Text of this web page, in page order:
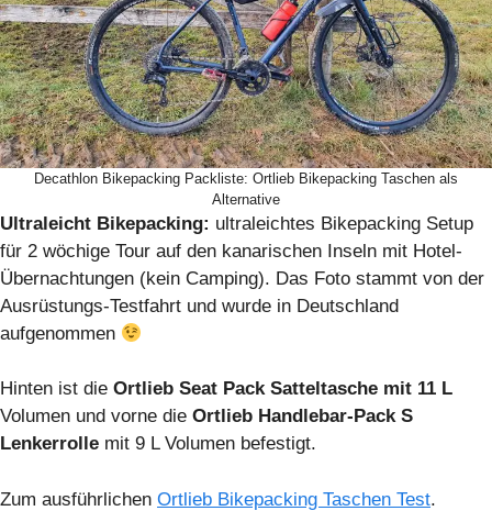
Decathlon Bikepacking Packliste: Ortlieb Bikepacking Taschen als
Alternative
Ultraleicht Bikepacking: ultraleichtes Bikepacking Setup
für 2 wöchige Tour auf den kanarischen Inseln mit Hotel-
Übernachtungen (kein Camping). Das Foto stammt von der
Ausrüstungs-Testfahrt und wurde in Deutschland
aufgenommen
Hinten ist die Ortlieb Seat Pack Satteltasche mit 11 L
Volumen und vorne die Ortlieb Handlebar-Pack S
Lenkerrolle mit 9 L Volumen befestigt.
Zum ausführlichen Ortlieb Bikepacking Taschen Test.